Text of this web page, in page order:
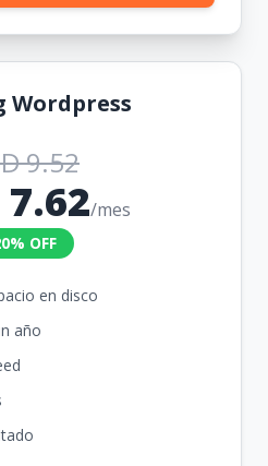
Wordpress
9.52
7.62/mes
OFF
en disco
año